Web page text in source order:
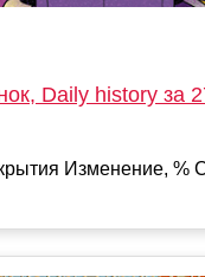
Daily history за
Изменение, %